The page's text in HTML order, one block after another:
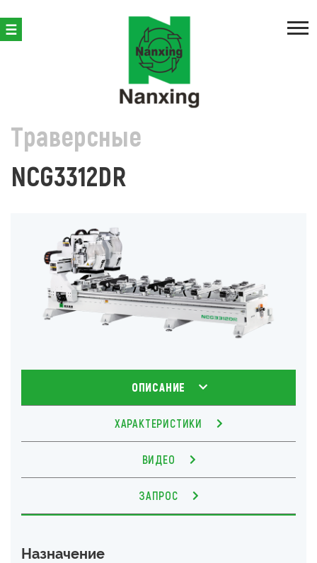
ПРОИЗВОДСТВО КОРПУСНОЙ МЕБЕЛИ
Траверсные
NCG3312DR
ОПИСАНИЕ
ХАРАКТЕРИСТИКИ
ВИДЕО
ЗАПРОС
Назначение